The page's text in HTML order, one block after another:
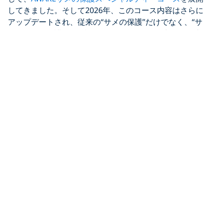
してきました。そして2026年、このコース内容はさらに
アップデートされ、従来の“サメの保護”だけでなく、“サ
メとエイの保護”へと拡張されました。（※日本での正式ロ